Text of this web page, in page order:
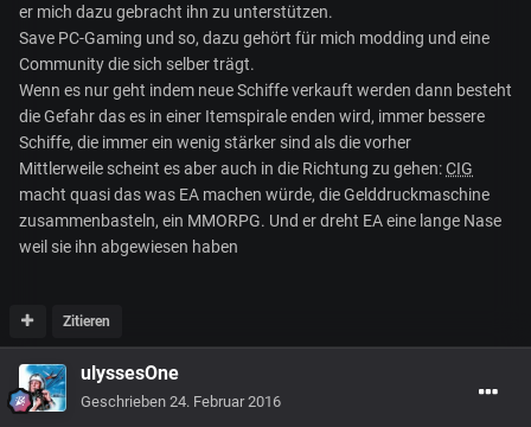
er mich dazu gebracht ihn zu unterstützen.
Save PC-Gaming und so, dazu gehört für mich modding und eine
Community die sich selber trägt.
Wenn es nur geht indem neue Schiffe verkauft werden dann besteht
die Gefahr das es in einer Itemspirale enden wird, immer bessere
Schiffe, die immer ein wenig stärker sind als die vorher
Mittlerweile scheint es aber auch in die Richtung zu gehen:CIG
macht quasi das was EA machen würde, die Gelddruckmaschine
zusammenbasteln, ein MMORPG. Und er dreht EA eine lange Nase
weil sie ihn abgewiesen haben
Zitieren
ulyssesOne
Geschrieben 24. Februar 2016